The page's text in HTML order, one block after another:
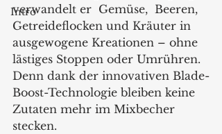
Intro
verwandelt er  Gemüse,  Beeren,
Getreideflocken und Kräuter in
ausgewogene Kreationen – ohne
lästiges Stoppen oder Umrühren.
Denn dank der innovativen Blade-
Boost-Technologie bleiben keine
Zutaten mehr im Mixbecher
stecken.